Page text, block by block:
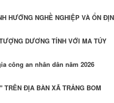
HƯỚNG NGHỀ NGHIỆP VÀ ỔN
DƯƠNG TÍNH VỚI MA TÚY
công an nhân dân năm 2026
TRÊN ĐỊA BÀN XÃ TRẢNG BOM